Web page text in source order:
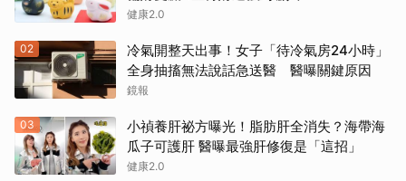
健康2.0
02
冷氣開整天出事！女子「待冷氣房24小時」
全身抽搐無法說話急送醫 醫曝關鍵原因
鏡報
03
小禎養肝祕方曝光！脂肪肝全消失？海帶海
瓜子可護肝 醫曝最強肝修復是「這招」
健康2.0